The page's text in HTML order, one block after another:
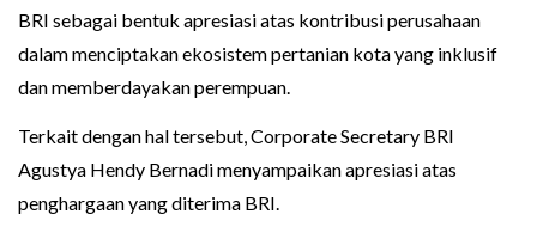
BRI sebagai bentuk apresiasi atas kontribusi perusahaan
dalam menciptakan ekosistem pertanian kota yang inklusif
dan memberdayakan perempuan.
Terkait dengan hal tersebut, Corporate Secretary BRI
Agustya Hendy Bernadi menyampaikan apresiasi atas
penghargaan yang diterima BRI.